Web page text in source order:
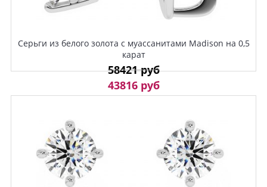
Серьги из белого золота с муассанитами Madison на 0,5
карат
58421 руб
43816 руб